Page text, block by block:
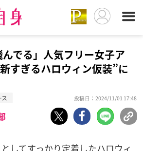
んでる」人気フリー女子ア
すぎるハロウィン仮装”に
投稿日：2024/11/01 17:48
してすっかり定着したハロウィ